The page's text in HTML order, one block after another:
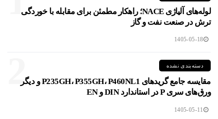
لوله‌های آلیاژی NACE؛ راهکار مطمئن برای مقابله با خوردگی
ترش در صنعت نفت و گاز
1405-05-18
2 دسته‌بندی نشده
مقایسه جامع گریدهای P235GH، P355GH، P460NL1 و دیگر
ورق‌های سری P در استاندارد DIN و EN
1405-05-11